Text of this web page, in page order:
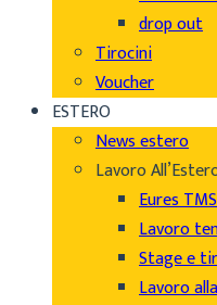
drop out
Tirocini
Voucher
ESTERO
News estero
Lavoro
Eures
Lavoro
Stage e
Lavoro